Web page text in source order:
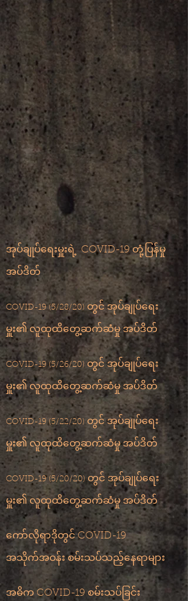
အုပ်ချုပ်ရေးမှူးရဲ့ COVID-19 တုံ့ပြန်မှု
အပ်ဒိတ်
COVID-19 (5/28/20) တွင် အုပ်ချုပ်ရေး
မှူး၏ လူထုထိတွေ့ဆက်ဆံမှု အပ်ဒိတ်
COVID-19 (5/26/20) တွင် အုပ်ချုပ်ရေး
မှူး၏ လူထုထိတွေ့ဆက်ဆံမှု အပ်ဒိတ်​
COVID-19 (5/22/20) တွင် အုပ်ချုပ်ရေး
မှူး၏ လူထုထိတွေ့ဆက်ဆံမှု အပ်ဒိတ်
COVID-19 (5/20/20)တွင် အုပ်ချုပ်ရေး
မှူး၏ လူထုထိတွေ့ဆက်ဆံမှု အပ်ဒိတ်
ကော်လိုရာဒိုတွင် COVID-19
အသိုက်အဝန်း စမ်းသပ်သည့်နေရာများ
အဓိက COVID-19 စမ်းသပ်ခြင်း